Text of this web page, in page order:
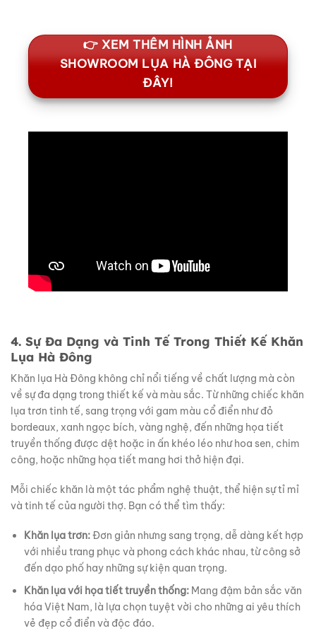
👉 XEM THÊM HÌNH ẢNH
SHOWROOM LỤA HÀ ĐÔNG TẠI
ĐÂY!
4. Sự Đa Dạng và Tinh Tế Trong Thiết Kế Khăn
Lụa Hà Đông
Khăn lụa Hà Đông không chỉ nổi tiếng về chất lượng mà còn
về sự đa dạng trong thiết kế và màu sắc. Từ những chiếc khăn
lụa trơn tinh tế, sang trọng với gam màu cổ điển như đỏ
bordeaux, xanh ngọc bích, vàng nghệ, đến những họa tiết
truyền thống được dệt hoặc in ấn khéo léo như hoa sen, chim
công, hoặc những họa tiết mang hơi thở hiện đại.
Mỗi chiếc khăn là một tác phẩm nghệ thuật, thể hiện sự tỉ mỉ
và tinh tế của người thợ. Bạn có thể tìm thấy:
Khăn lụa trơn:Đơn giản nhưng sang trọng, dễ dàng kết hợp
với nhiều trang phục và phong cách khác nhau, từ công sở
đến dạo phố hay những sự kiện quan trọng.
Khăn lụa với họa tiết truyền thống:Mang đậm bản sắc văn
hóa Việt Nam, là lựa chọn tuyệt vời cho những ai yêu thích
vẻ đẹp cổ điển và độc đáo.